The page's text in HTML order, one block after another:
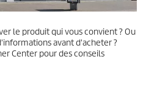
le produit qui vous convient ? Ou
avant d'acheter ?
Center pour des conseils